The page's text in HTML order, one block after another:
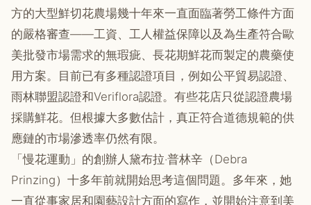
方的大型鮮切花農場幾十年來一直面臨著勞工條件方面
的嚴格審查——工資、工人權益保障以及為生產符合歐
美批發市場需求的無瑕疵、長花期鮮花而製定的農藥使
用方案。目前已有多種認證項目，例如公平貿易認證、
雨林聯盟認證和Veriflora認證。有些花店只從認證農場
採購鮮花。但根據大多數估計，真正符合道德規範的供
應鏈的市場滲透率仍然有限。
「慢花運動」的創辦人黛布拉‧普林辛（Debra
Prinzing）十多年前就開始思考這個問題。多年來，她
一直從事家居和園藝設計方面的寫作，並開始注意到美